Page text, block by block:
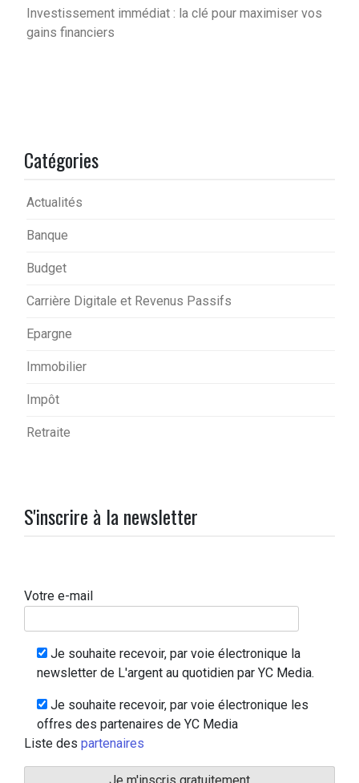
Investissement immédiat : la clé pour maximiser vos
gains financiers
Catégories
Actualités
Banque
Budget
Carrière Digitale et Revenus Passifs
Epargne
Immobilier
Impôt
Retraite
S'inscrire à la newsletter
Votre e-mail
Je souhaite recevoir, par voie électronique la
newsletter de L'argent au quotidien par YC Media.
Je souhaite recevoir, par voie électronique les
offres des partenaires de YC Media
Liste des partenaires